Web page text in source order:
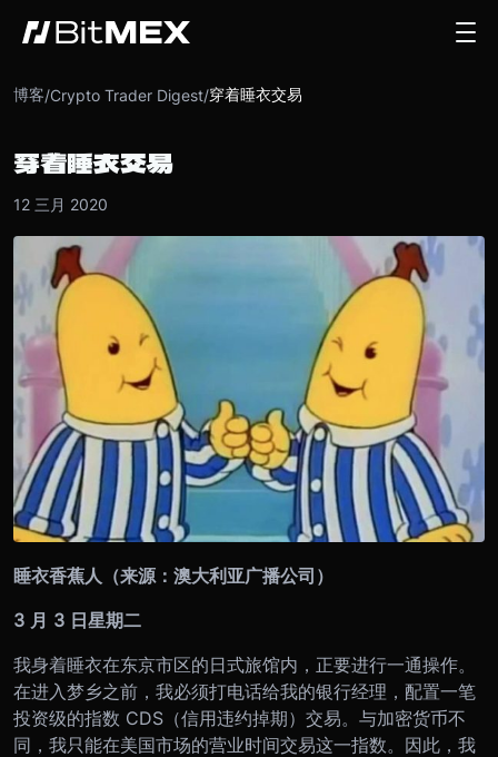
博客/Crypto Trader Digest/穿着睡衣交易
穿着睡衣交易
12 三月 2020
睡衣香蕉人（来源：澳大利亚广播公司）
3 月 3 日星期二
我身着睡衣在东京市区的日式旅馆内，正要进行一通操作。
在进入梦乡之前，我必须打电话给我的银行经理，配置一笔
投资级的指数 CDS（信用违约掉期）交易。与加密货币不
同，我只能在美国市场的营业时间交易这一指数。因此，我